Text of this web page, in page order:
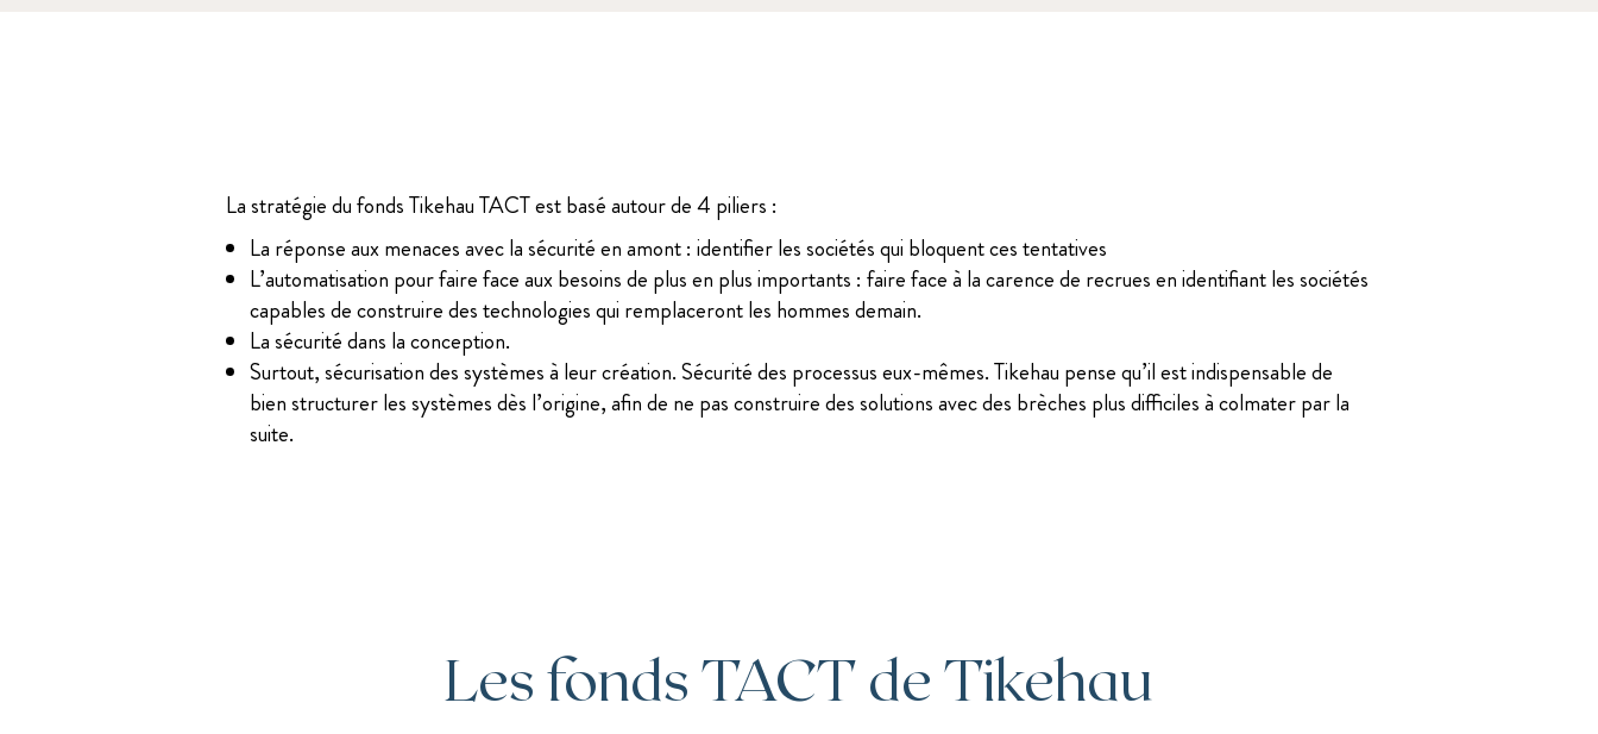
La stratégie du fonds Tikehau TACT est basé autour de 4 piliers :
La réponse aux menaces avec la sécurité en amont : identifier les sociétés qui bloquent ces tentatives
L’automatisation pour faire face aux besoins de plus en plus importants : faire face à la carence de recrues en identifiant les sociétés
capables de construire des technologies qui remplaceront les hommes demain.
La sécurité dans la conception.
Surtout, sécurisation des systèmes à leur création. Sécurité des processus eux-mêmes. Tikehau pense qu’il est indispensable de
bien structurer les systèmes dès l’origine, afin de ne pas construire des solutions avec des brèches plus difficiles à colmater par la
suite.
Les fonds TACT de Tikehau